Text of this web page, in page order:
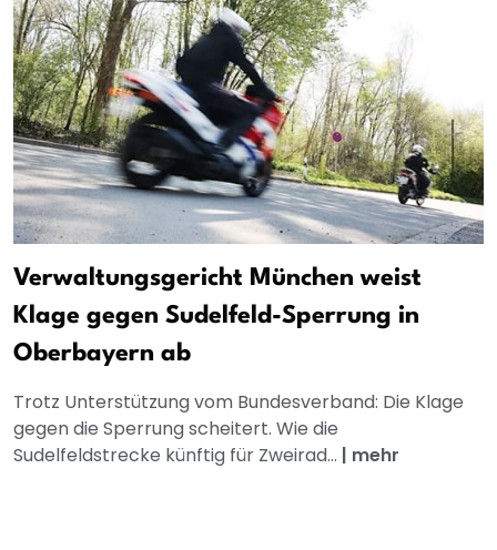
Verwaltungsgericht München weist
Klage gegen Sudelfeld-Sperrung in
Oberbayern ab
Trotz Unterstützung vom Bundesverband: Die Klage
gegen die Sperrung scheitert. Wie die
Sudelfeldstrecke künftig für Zweirad... | mehr